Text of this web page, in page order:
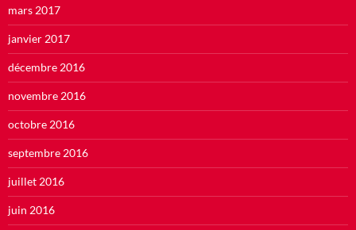
mars 2017
janvier 2017
décembre 2016
novembre 2016
octobre 2016
septembre 2016
juillet 2016
juin 2016